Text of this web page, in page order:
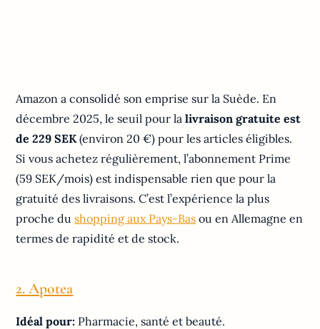
Amazon a consolidé son emprise sur la Suède. En
décembre 2025, le seuil pour lalivraison gratuite est
de 229 SEK (environ 20 €) pour les articles éligibles.
Si vous achetez régulièrement, l’abonnement Prime
(59 SEK/mois) est indispensable rien que pour la
gratuité des livraisons. C’est l’expérience la plus
proche dushopping aux Pays-Bas ou en Allemagne en
termes de rapidité et de stock.
2. Apotea
Idéal pour: Pharmacie, santé et beauté.